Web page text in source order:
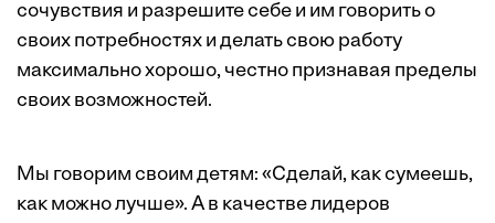
сочувствия и разрешите себе и им говорить о
своих потребностях и делать свою работу
максимально хорошо, честно признавая пределы
своих возможностей.
Мы говорим своим детям: «Сделай, как сумеешь,
как можно лучше». А в качестве лидеров